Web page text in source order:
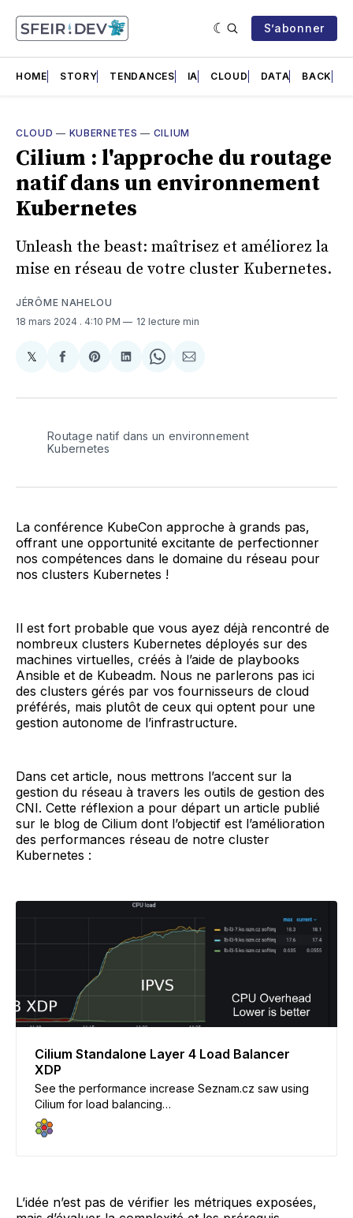
S’abonner
HOME STORY TENDANCES IA CLOUD DATA BACK
CLOUD — KUBERNETES — CILIUM
Cilium : l'approche du routage
natif dans un environnement
Kubernetes
Unleash the beast: maîtrisez et améliorez la
mise en réseau de votre cluster Kubernetes.
JÉRÔME NAHELOU
18 mars 2024 . 4:10 PM 12 lecture min
𝕏Share
X
Partager
Facebook
Share
Pinterest
Partager
LinkedIn
Share
WhatsApp
Partager
Courriel
Routage natif dans un environnement
Kubernetes
La conférence KubeCon approche à grands pas,
offrant une opportunité excitante de perfectionner
nos compétences dans le domaine du réseau pour
nos clusters Kubernetes !
Il est fort probable que vous ayez déjà rencontré de
nombreux clusters Kubernetes déployés sur des
machines virtuelles, créés à l’aide de playbooks
Ansible et de Kubeadm. Nous ne parlerons pas ici
des clusters gérés par vos fournisseurs de cloud
préférés, mais plutôt de ceux qui optent pour une
gestion autonome de l’infrastructure.
Dans cet article, nous mettrons l’accent sur la
gestion du réseau à travers les outils de gestion des
CNI. Cette réflexion a pour départ un article publié
sur le blog de Cilium dont l’objectif est l’amélioration
des performances réseau de notre cluster
Kubernetes :
Cilium Standalone Layer 4 Load Balancer
XDP
See the performance increase Seznam.cz saw using
Cilium for load balancing…
L’idée n’est pas de vérifier les métriques exposées,